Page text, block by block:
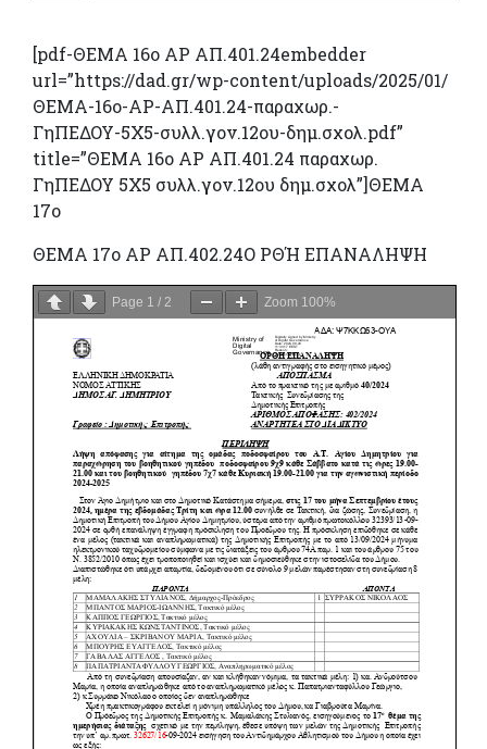
[pdf-ΘΕΜΑ 16ο ΑΡ ΑΠ.401.24embedder
url=”https://dad.gr/wp-content/uploads/2025/01/
ΘΕΜΑ-16ο-ΑΡ-ΑΠ.401.24-παραχωρ.-
ΓηΠΕΔΟΥ-5Χ5-συλλ.γον.12ου-δημ.σχολ.pdf”
title=”ΘΕΜΑ 16ο ΑΡ ΑΠ.401.24 παραχωρ.
ΓηΠΕΔΟΥ 5Χ5 συλλ.γον.12ου δημ.σχολ”]ΘΕΜΑ
17ο
ΘΕΜΑ 17ο ΑΡ ΑΠ.402.24Ο ΡΘΉ ΕΠΑΝΑΛΗΨΗ
Page 1 / 2 Zoom 100%